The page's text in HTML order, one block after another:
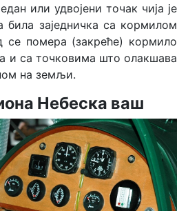
или удвојени точак чија је
била заједничка са кормилом
се помера (закреће) кормило
и са точковима што олакшава
на земљи.
Небеска ваш